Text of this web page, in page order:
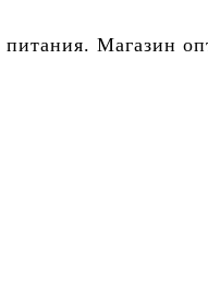
Магазин